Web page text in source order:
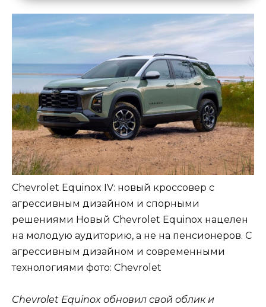
Chevrolet Equinox IV: новый кроссовер с
агрессивным дизайном и спорными
решениями Новый Chevrolet Equinox нацелен
на молодую аудиторию, а не на пенсионеров. С
агрессивным дизайном и современными
технологиями фото: Chevrolet
Chevrolet Equinox обновил свой облик и